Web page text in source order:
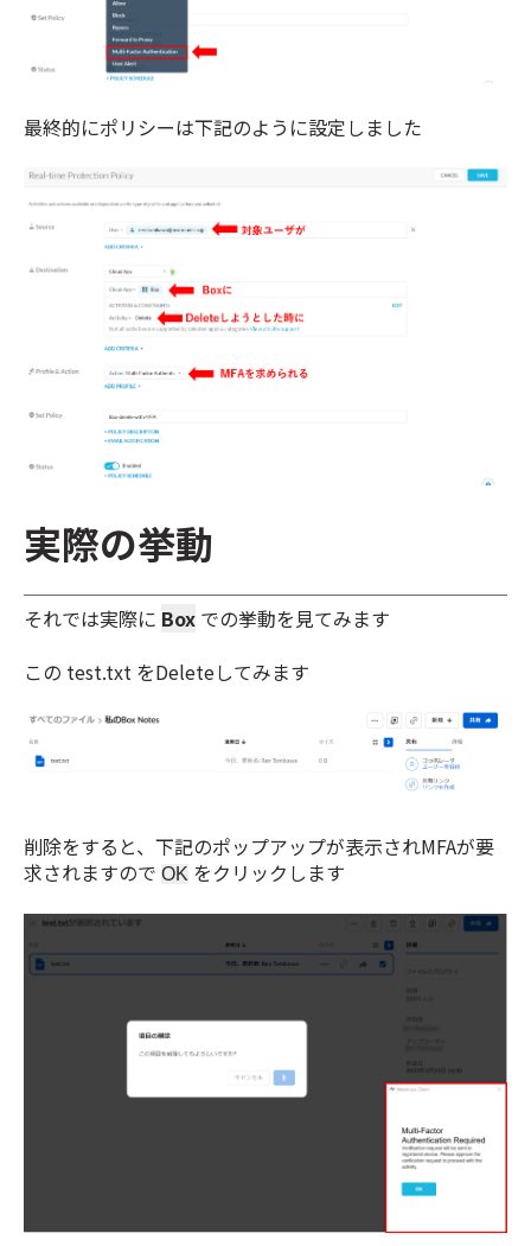
最終的にポリシーは下記のように設定しました
実際の挙動
それでは実際に Box での挙動を見てみます
この test.txt をDeleteしてみます
削除をすると、下記のポップアップが表示されMFAが要
求されますので OK をクリックします